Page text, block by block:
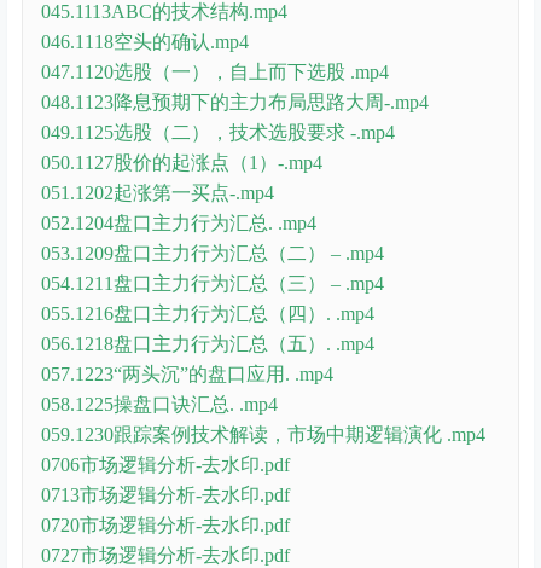
045.1113ABC的技术结构.mp4
046.1118空头的确认.mp4
047.1120选股（一），自上而下选股 .mp4
048.1123降息预期下的主力布局思路大周-.mp4
049.1125选股（二），技术选股要求 -.mp4
050.1127股价的起涨点（1）-.mp4
051.1202起涨第一买点-.mp4
052.1204盘口主力行为汇总. .mp4
053.1209盘口主力行为汇总（二） – .mp4
054.1211盘口主力行为汇总（三） – .mp4
055.1216盘口主力行为汇总（四）. .mp4
056.1218盘口主力行为汇总（五）. .mp4
057.1223“两头沉”的盘口应用. .mp4
058.1225操盘口诀汇总. .mp4
059.1230跟踪案例技术解读，市场中期逻辑演化 .mp4
0706市场逻辑分析-去水印.pdf
0713市场逻辑分析-去水印.pdf
0720市场逻辑分析-去水印.pdf
0727市场逻辑分析-去水印.pdf